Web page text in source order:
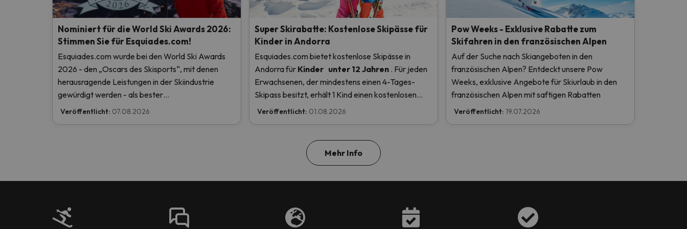
Nominiert für die World Ski Awards 2026:
Stimmen Sie für Esquiades.com!
Esquiades.com wurde bei den World Ski Awards
2026 - den „Oscars des Skisports“, mit denen
herausragende Leistungen in der Skiindustrie
gewürdigt werden - als bester
Skiurlaubveranstalter der Welt nominiert. Stimmen
Veröffentlicht: 07.08.2026
Super Skirabatte: Kostenlose Skipässe für
Kinder in Andorra
Esquiades.com bietet kostenlose Skipässe in
Andorrafür Kinder unter 12 Jahren . Für jeden
Erwachsenen, der mindestens einen 4-Tages-
Skipass besitzt, erhält 1 Kind einen kostenlosen
Skipass! Lesen Sie hier mehr.
Veröffentlicht: 01.08.2026
Pow Weeks - Exklusive Rabatte zum
Skifahren in den französischen Alpen
Auf der Suche nach Skiangeboten in den
französischen Alpen? Entdeckt unsere Pow
Weeks, exklusive Angebote für Skiurlaub in den
französischen Alpen mit saftigen Rabatten
Veröffentlicht: 19.07.2026
Mehr Info